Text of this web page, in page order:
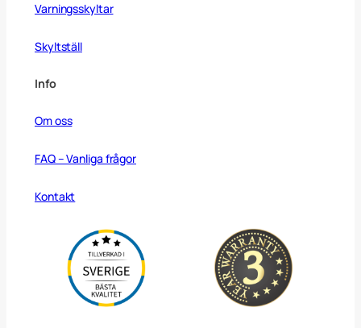
Varningsskyltar
Skyltställ
Info
Om oss
FAQ – Vanliga frågor
Kontakt